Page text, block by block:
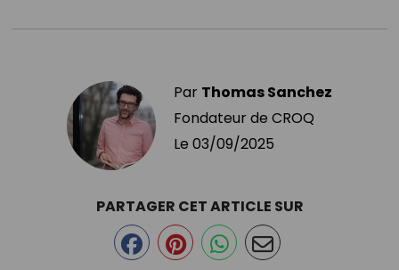
Par Thomas Sanchez
Fondateur de CROQ
Le 03/09/2025
PARTAGER CET ARTICLE SUR